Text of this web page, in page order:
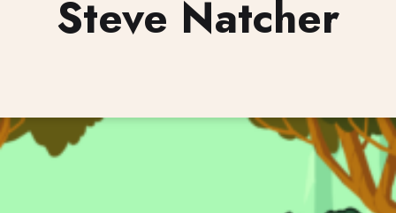
Steve Natcher